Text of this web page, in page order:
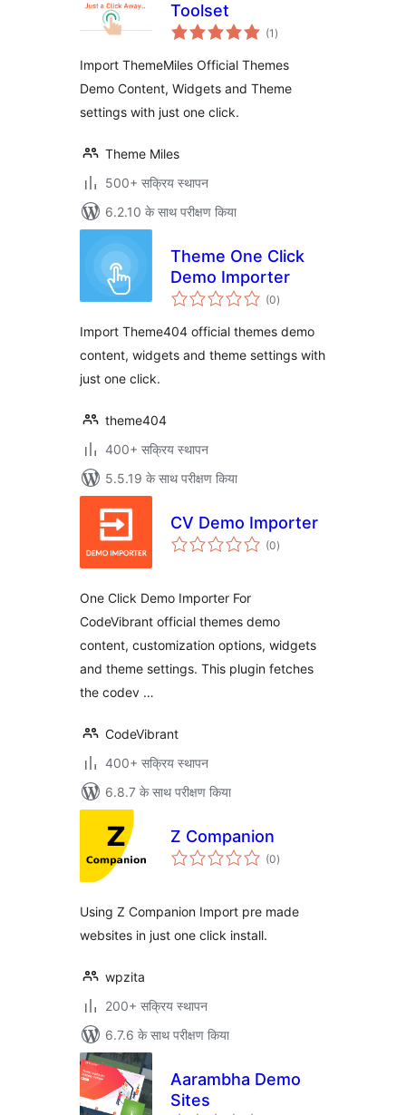
Toolset
(1 कुल
दर)
Import ThemeMiles Official Themes
Demo Content, Widgets and Theme
settings with just one click.
Theme Miles
500+ सक्रिय स्थापन
6.2.10 के साथ परीक्षण किया
Theme One Click
Demo Importer
(0कुल
दर)
Import Theme404 official themes demo
content, widgets and theme settings with
just one click.
theme404
400+ सक्रिय स्थापन
5.5.19 के साथ परीक्षण किया
CV Demo Importer
(0कुल
दर)
One Click Demo Importer For
CodeVibrant official themes demo
content, customization options, widgets
and theme settings. This plugin fetches
the codev …
CodeVibrant
400+ सक्रिय स्थापन
6.8.7 के साथ परीक्षण किया
Z Companion
(0कुल
दर)
Using Z Companion Import pre made
websites in just one click install.
wpzita
200+ सक्रिय स्थापन
6.7.6 के साथ परीक्षण किया
Aarambha Demo
Sites